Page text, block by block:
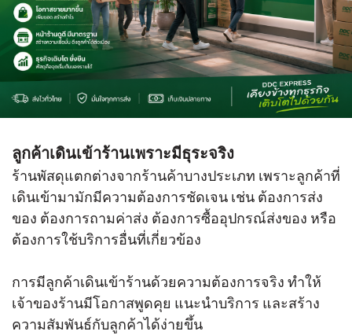
ลูกค้าเดินเข้าร้านเพราะมีธุระจริง
ร้านพัสดุแตกต่างจากร้านค้าบางประเภท เพราะลูกค้าที่
เดินเข้ามามักมีความต้องการชัดเจน เช่น ต้องการส่ง
ของ ต้องการถามค่าส่ง ต้องการซื้ออุปกรณ์ส่งของ หรือ
ต้องการใช้บริการอื่นที่เกี่ยวข้อง
การมีลูกค้าเดินเข้าร้านด้วยความต้องการจริง ทำให้
เจ้าของร้านมีโอกาสพูดคุย แนะนำบริการ และสร้าง
ความสัมพันธ์กับลูกค้าได้ง่ายขึ้น